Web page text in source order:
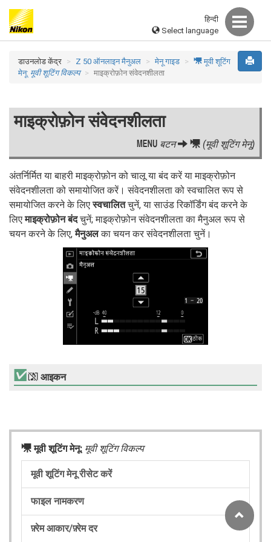
हिन्दी
Select language
डाउनलोड केंद्र Z 50 ऑनलाइन मैनुअल मेनू गाइड 1 मूवी शूटिंग
मेनू: मूवी शूटिंग विकल्प माइक्रोफ़ोन संवेदनशीलता
माइक्रोफ़ोन संवेदनशीलता
G बटन 1 (मूवी शूटिंग मेनू)
अंतर्निर्मित या बाहरी माइक्रोफ़ोन को चालू या बंद करें या माइक्रोफ़ोन
संवेदनशीलता को समायोजित करें। संवेदनशीलता को स्वचालित रूप से
समायोजित करने के लिएस्वचालितचुनें, या साउंड रिकॉर्डिंग बंद करने के
लिएमाइक्रोफ़ोन बंदचुनें; माइक्रोफ़ोन संवेदनशीलता का मैनुअल रूप से
चयन करने के लिए,मैनुअलका चयन कर संवेदनशीलता चुनें।
2 आइकन
1मूवी शूटिंग मेनू: मूवी शूटिंग विकल्प
मूवी शूटिंग मेनू रीसेट करें
फाइल नामकरण
फ़्रेम आकार/फ़्रेम दर